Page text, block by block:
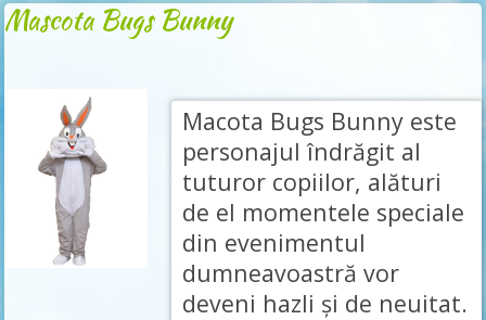
Mascota Bugs Bunny
Macota Bugs Bunny este
personajul îndrăgit al
tuturor copiilor, alături
de el momentele speciale
din evenimentul
dumneavoastră vor
deveni hazli și de neuitat.